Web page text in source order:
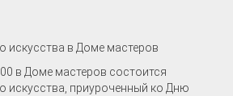
искусства в Доме мастеров
в Доме мастеров состоится
искусства, приуроченный ко Дню